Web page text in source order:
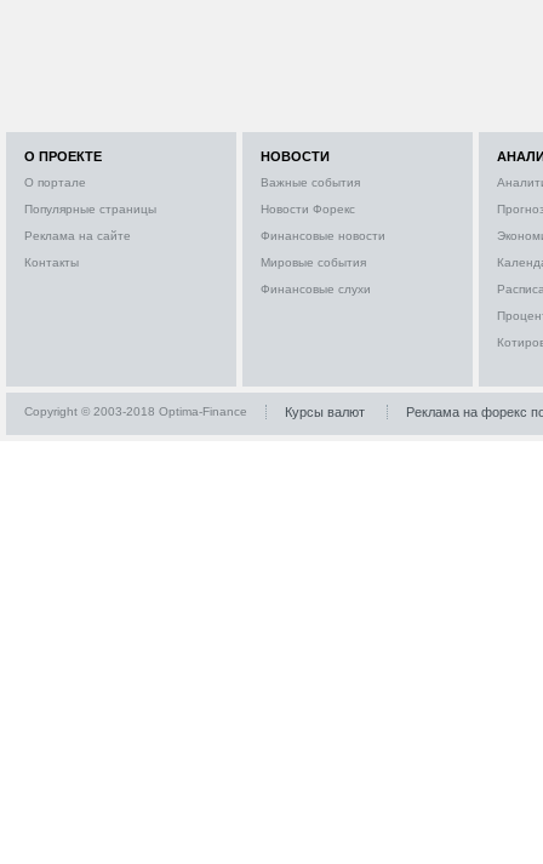
О ПРОЕКТЕ
О портале
Популярные страницы
Реклама на сайте
Контакты
НОВОСТИ
Важные события
Новости Форекс
Финансовые новости
Мировые события
Финансовые слухи
Copyright © 2003-2018 Optima-Finance Курсы валют Реклама на форекс